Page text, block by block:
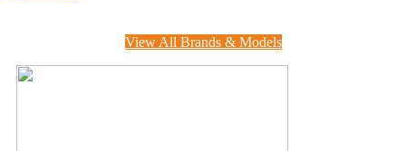
View All Brands & Models